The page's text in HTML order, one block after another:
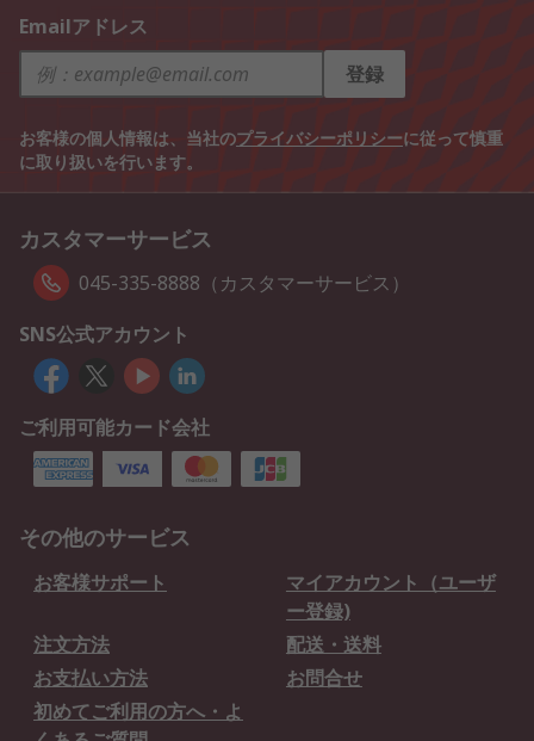
Emailアドレス
登録
お客様の個人情報は、当社のプライバシーポリシーに従って慎重
に取り扱いを行います。
カスタマーサービス
045-335-8888（カスタマーサービス）
SNS公式アカウント
ご利用可能カード会社
その他のサービス
お客様サポート
マイアカウント（ユーザ
ー登録)
注文方法
配送・送料
お支払い方法
お問合せ
初めてご利用の方へ・よ